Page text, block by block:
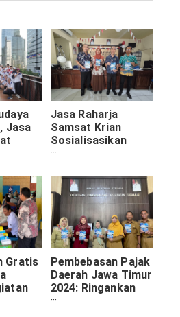
Jasa
Jasa Raharja
Samsat Krian
Sosialisasikan
Program
Daerah 2024
Gratis
Pembebasan Pajak
Daerah Jawa Timur
2024: Ringankan
Beban Masyarakat